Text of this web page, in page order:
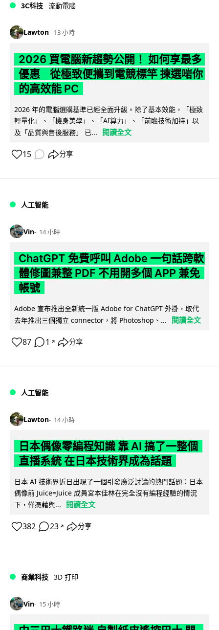
3C科技 流動電腦
Lawton 13 小時
2026 買電腦新趨勢公開！ 如何享最多
優惠 從極致便攜到電競標竿 揀選啱你
的高效能 PC
2026 年的電腦選購基準已經全面升級。除了基本效能，「極致
輕量化」、「機身美學」、「AI算力」、「前瞻技術加持」以
及「品質與售後服務」 已...
閱讀全文
15 分享
人工智能
Vin 14 小時
ChatGPT 免費呼叫 Adobe 一句話跨軟
體修圖兼整 PDF 不用開多個 APP 兼免
帳號
Adobe 宣布推出全新統一版 Adobe for ChatGPT 外掛，取代
去年推出三個獨立 connector，將 Photoshop、...
閱讀全文
87 1 ↗ 分享
人工智能
Lawton 14 小時
日本偶像零編程知識 靠 AI 搞了一整個
直播系統 在日本技術界成為話題
日本 AI 技術界近日出現了一個引發廣泛討論的熱門話題：日本
偶像前 Juice=Juice 成員宮本佳林在完全沒有編程經驗的情況
下，僅憑藉與...
閱讀全文
382 23 ↗ 分享
商業科技 3D 打印
Vin 15 小時